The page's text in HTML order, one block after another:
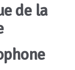
de la